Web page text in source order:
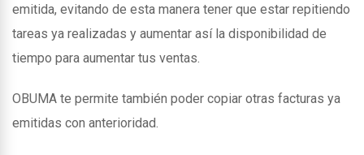
emitida, evitando de esta manera tener que estar repitiendo
tareas ya realizadas y aumentar así la disponibilidad de
tiempo para aumentar tus ventas.
OBUMA te permite también poder copiar otras facturas ya
emitidas con anterioridad.